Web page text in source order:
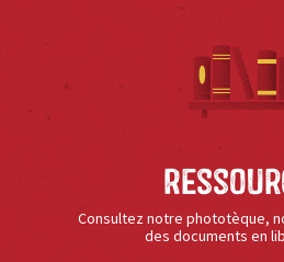
Consultez notre phototèque,
des documents en